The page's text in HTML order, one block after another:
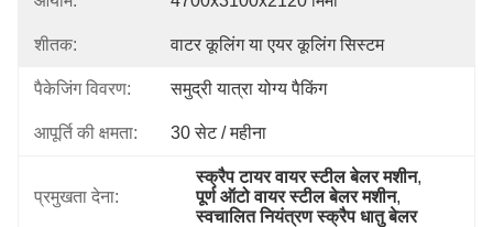
शीतक: वाटर कूलिंग या एयर कूलिंग सिस्टम
पैकेजिंग विवरण: समुद्री यात्रा योग्य पैकिंग
आपूर्ति की क्षमता: 30 सेट / महीना
प्रमुखता देना:
स्क्रैप टायर वायर स्टील बेलर मशीन,
पूर्ण ऑटो वायर स्टील बेलर मशीन,
स्वचालित नियंत्रण स्क्रैप धातु बेलर